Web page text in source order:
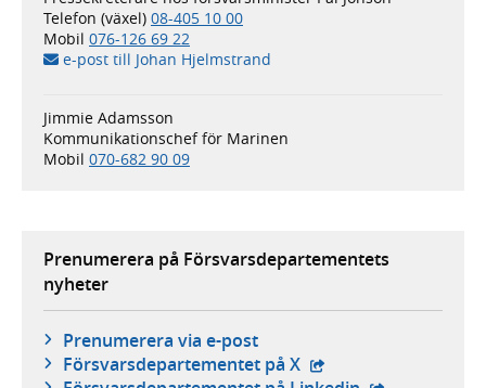
Telefon (växel) 08-405 10 00
Mobil 076-126 69 22
e-post till Johan Hjelmstrand
Jimmie Adamsson
Kommunikationschef för Marinen
Mobil 070-682 90 09
Prenumerera på Försvarsdepartementets
nyheter
Prenumerera via e-post
Försvars­departementet på X - extern webbplats,